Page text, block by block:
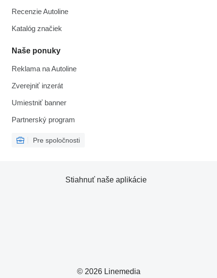
Recenzie Autoline
Katalóg značiek
Naše ponuky
Reklama na Autoline
Zverejniť inzerát
Umiestniť banner
Partnerský program
Pre spoločnosti
© 2026 Linemedia
Stiahnuť naše aplikácie